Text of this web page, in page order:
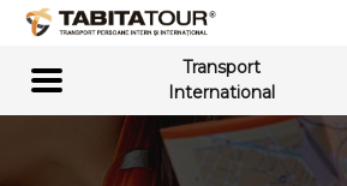
Transport
International